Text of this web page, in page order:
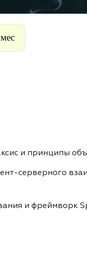
и принципы
серверного
и фреймворк